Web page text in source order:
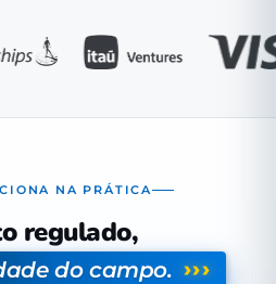
NA PRÁTICA
regulado,
do campo. ›››